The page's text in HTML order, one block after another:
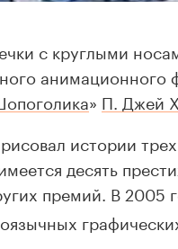
с круглыми
анимационного
» П. Джей
истории трех
десять
премий. В 2005